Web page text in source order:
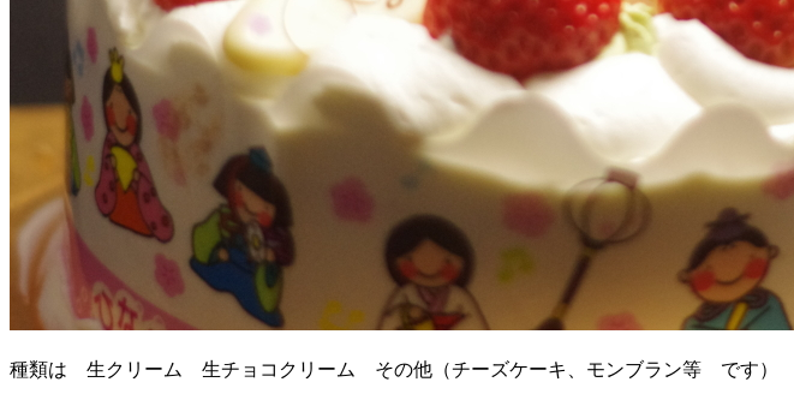
種類は 生クリーム 生チョコクリーム その他（チーズケーキ、モンブラン等 です）